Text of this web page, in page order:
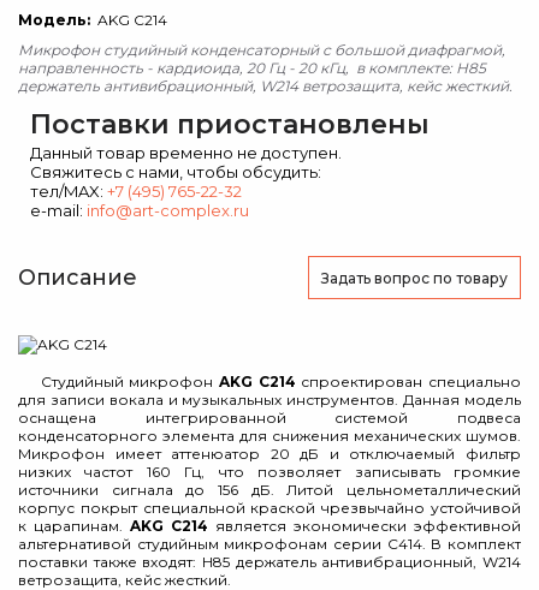
Модель: AKG C214
Микрофон студийный конденсаторный с большой диафрагмой,
направленность - кардиоида, 20 Гц - 20 кГц, в комплекте: H85
держатель антивибрационный, W214 ветрозащита, кейс жесткий.
Поставки приостановлены
Данный товар временно не доступен.
Свяжитесь с нами, чтобы обсудить:
тел/MAX: +7 (495) 765-22-32
e-mail: info@art-complex.ru
Описание Задать вопрос по товару
Студийный микрофон AKG C214 спроектирован специально
для записи вокала и музыкальных инструментов. Данная модель
оснащена интегрированной системой подвеса
конденсаторного элемента для снижения механических шумов.
Микрофон имеет аттенюатор 20 дБ и отключаемый фильтр
низких частот 160 Гц, что позволяет записывать громкие
источники сигнала до 156 дБ. Литой цельнометаллический
корпус покрыт специальной краской чрезвычайно устойчивой
к царапинам. AKG C214 является экономически эффективной
альтернативой студийным микрофонам серии C414. В комплект
поставки также входят: H85 держатель антивибрационный, W214
ветрозащита, кейс жесткий.